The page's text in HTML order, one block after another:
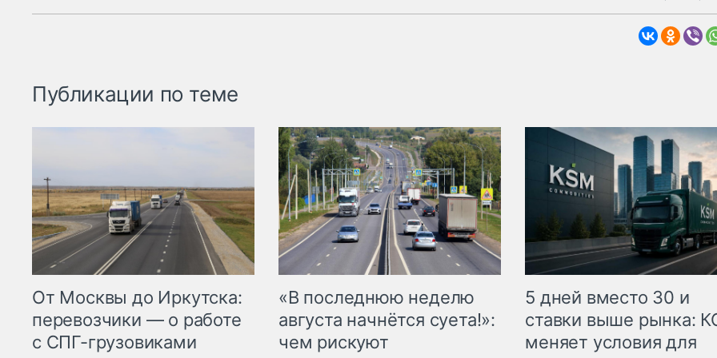
Публикации по теме
От Москвы до Иркутска:
перевозчики — о работе
с СПГ-грузовиками
«В последнюю неделю
августа начнётся суета!»:
чем рискуют
5 дней вместо 30 и
ставки выше рынка:
меняет условия для